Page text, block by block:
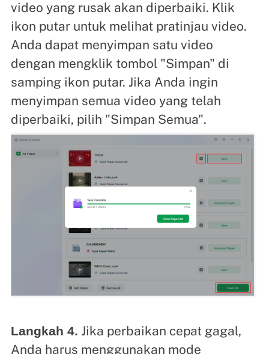
video yang rusak akan diperbaiki. Klik
ikon putar untuk melihat pratinjau video.
Anda dapat menyimpan satu video
dengan mengklik tombol "Simpan" di
samping ikon putar. Jika Anda ingin
menyimpan semua video yang telah
diperbaiki, pilih "Simpan Semua".
Langkah 4. Jika perbaikan cepat gagal,
Anda harus menggunakan mode